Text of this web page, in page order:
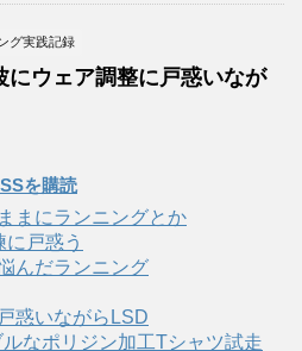
グ実践記録
にウェア調整に戸惑いなが
を購読
まにランニングとか
に戸惑う
んだランニング
惑いながらLSD
なポリジン加工Tシャツ試走